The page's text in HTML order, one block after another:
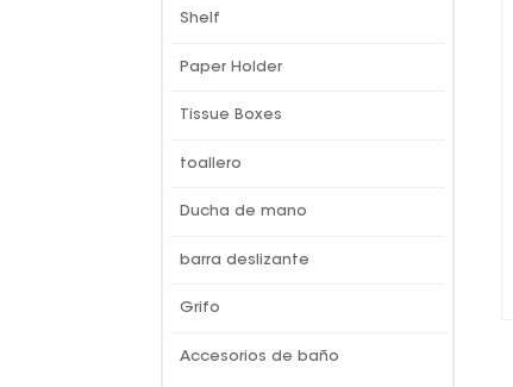
Shelf
Paper Holder
Tissue Boxes
toallero
Ducha de mano
barra deslizante
Grifo
Accesorios de baño